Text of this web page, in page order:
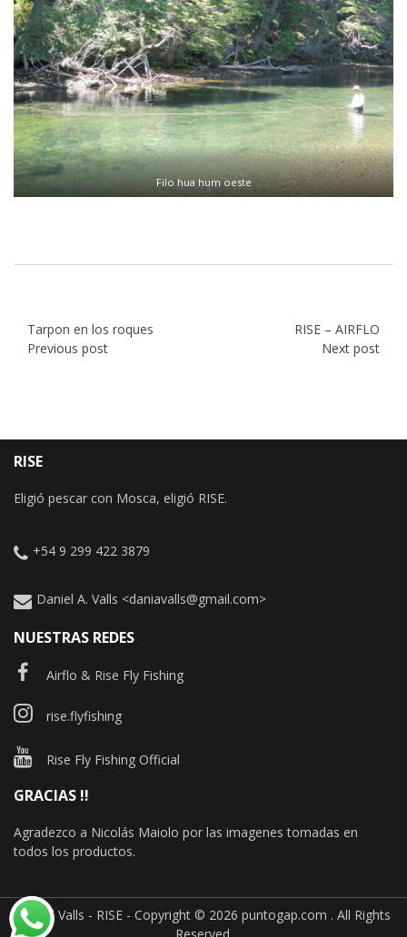
Filo hua hum oeste
Tarpon en los roques
Previous post
RISE – AIRFLO
Next post
RISE
Eligió pescar con Mosca, eligió RISE.
+54 9 299 422 3879
Daniel A. Valls <daniavalls@gmail.com>
NUESTRAS REDES
Airflo & Rise Fly Fishing
rise.flyfishing
Rise Fly Fishing Official
GRACIAS !!
Agradezco a Nicolás Maiolo por las imagenes tomadas en
todos los productos.
Daniel Valls - RISE - Copyright © 2026 puntogap.com . All Rights